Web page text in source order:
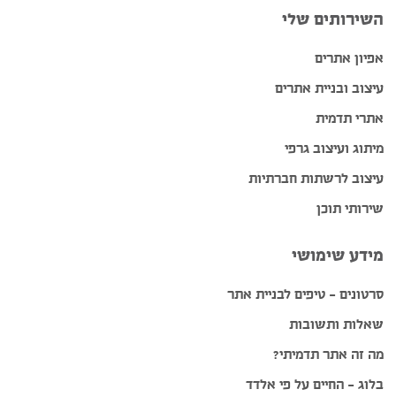
השירותים שלי
אפיון אתרים
עיצוב ובניית אתרים
אתרי תדמית
מיתוג ועיצוב גרפי
עיצוב לרשתות חברתיות
שירותי תוכן
מידע שימושי
סרטונים – טיפים לבניית אתר
שאלות ותשובות
מה זה אתר תדמיתי?
בלוג – החיים על פי אלדד